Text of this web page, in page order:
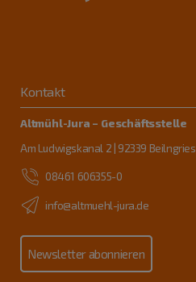
Kontakt
Altmühl-Jura – Geschäftsstelle
Am Ludwigskanal 2 | 92339 Beilngries
08461 606355-0
info@altmuehl-jura.de
Newsletter abonnieren